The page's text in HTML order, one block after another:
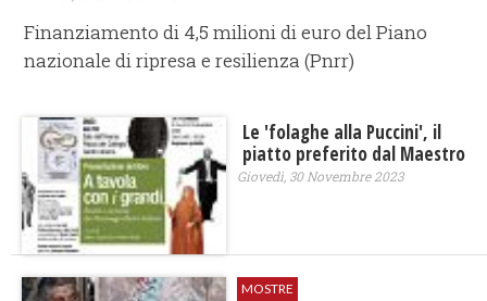
Finanziamento di 4,5 milioni di euro del Piano
nazionale di ripresa e resilienza (Pnrr)
Le 'folaghe alla Puccini', il
piatto preferito dal Maestro
Giovedì, 30 Novembre 2023
MOSTRE